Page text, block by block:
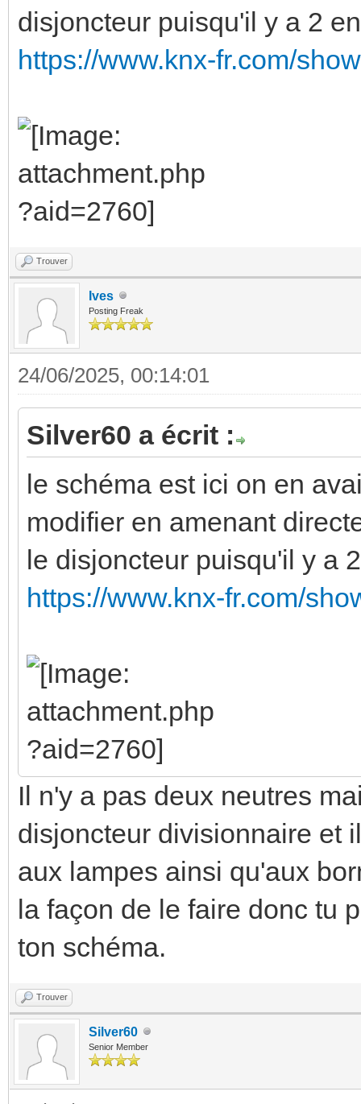
disjoncteur puisqu'il y a 2
https://www.knx-fr.com/
Trouver
Ives
Posting Freak
24/06/2025, 00:14:01
Silver60 a écrit :
le schéma est ici on en
modifier en amenant
le disjoncteur puisqu'il y a
https://www.knx-fr.com/
Il n'y a pas deux neutres
disjoncteur divisionnaire et
aux lampes ainsi qu'aux
la façon de le faire donc tu
ton schéma.
Trouver
Silver60
Senior Member